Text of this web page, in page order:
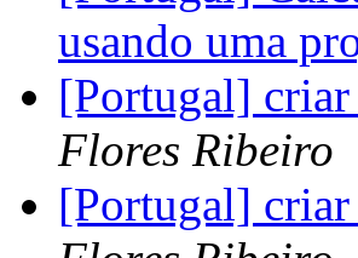
usando uma
[Portugal] criar
Flores Ribeiro
[Portugal] criar